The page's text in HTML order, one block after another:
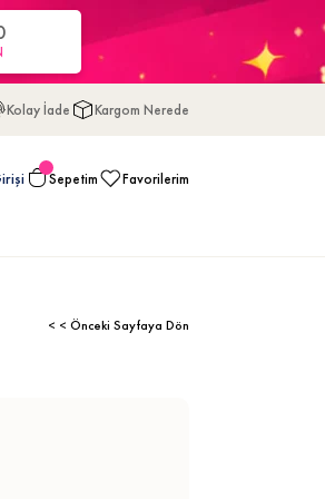
Kolay İade Kargom Nerede
Sepetim Favorilerim
< < Önceki Sayfaya Dön